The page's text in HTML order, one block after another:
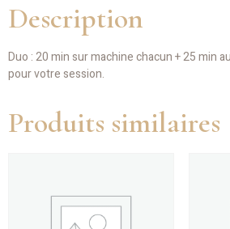
Description
Duo : 20 min sur machine chacun + 25 min
pour votre session.
Produits similaires